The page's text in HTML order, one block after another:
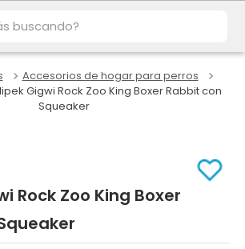
Accesorios de hogar para perros
Gigwi Rock Zoo King Boxer Rabbit con
Squeaker
Rock Zoo King Boxer